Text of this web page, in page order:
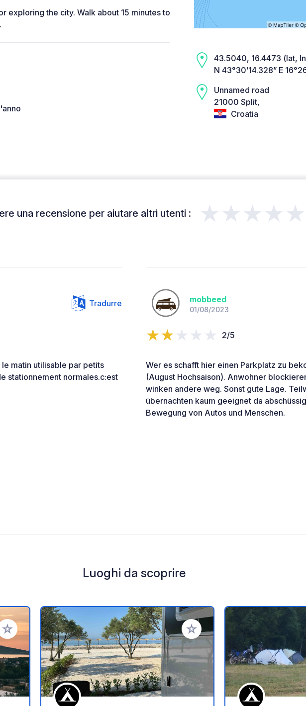
exploring the city. Walk about 15 minutes to
43.5040, 16.4473 (lat,
N 43°30’14.328” E
Unnamed road
21000 Split,
Croatia
una recensione per aiutare altri utenti : ★★★★★
Tradurre
matin utilisable par petits
stationnement normales.c:est
mobbeed
01/08/2023
2/5
Wer es schafft hier einen Parkplatz zu
(August Hochsaison). Anwohner
winken andere weg. Sonst gute Lage.
übernachten kaum geeignet da
Bewegung von Autos und Menschen.
Luoghi da scoprire
ai tuoi preferiti Aggiungi ai tuoi preferiti